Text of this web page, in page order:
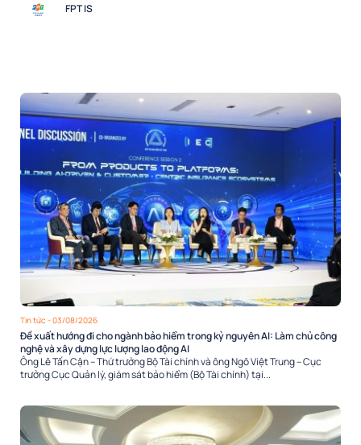
FPT IS
Tin tức - 03/08/2026
Đề xuất hướng đi cho ngành bảo hiểm trong kỷ nguyên AI: Làm chủ công
nghệ và xây dựng lực lượng lao động AI
Ông Lê Tấn Cận – Thứ trưởng Bộ Tài chính và ông Ngô Việt Trung – Cục
trưởng Cục Quản lý, giám sát bảo hiểm (Bộ Tài chính) tại...